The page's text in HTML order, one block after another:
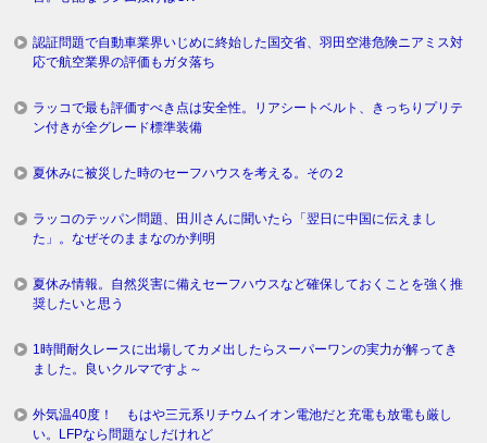
認証問題で自動車業界いじめに終始した国交省、羽田空港危険ニアミス対
応で航空業界の評価もガタ落ち
ラッコで最も評価すべき点は安全性。リアシートベルト、きっちりプリテ
ン付きが全グレード標準装備
夏休みに被災した時のセーフハウスを考える。その２
ラッコのテッパン問題、田川さんに聞いたら「翌日に中国に伝えまし
た」。なぜそのままなのか判明
夏休み情報。自然災害に備えセーフハウスなど確保しておくことを強く推
奨したいと思う
1時間耐久レースに出場してカメ出したらスーパーワンの実力が解ってき
ました。良いクルマですよ～
外気温40度！ もはや三元系リチウムイオン電池だと充電も放電も厳し
い。LFPなら問題なしだけれど